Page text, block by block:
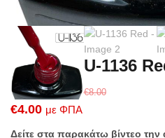
U-1136
€8.00
Original
price
€4.00Η
τρέχουσα
με ΦΠΑ
Δείτε στα παρακάτω βίντεο